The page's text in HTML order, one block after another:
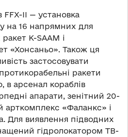
FFX-II — установка
на 16 напрямних для
K-SAAM і
«Хонсаньо». Також ця
застосовувати
ракети
в арсенал кораблів
апарати, зенітний 20-
«Фаланкс» і
Для виявлення підводних
гідролокатором TB-